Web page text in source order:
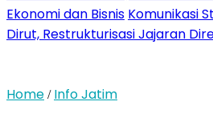
Ekonomi dan Bisnis Komunikasi
Dirut, Restrukturisasi Jajaran
Home / Info Jatim